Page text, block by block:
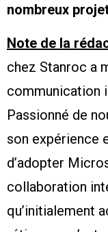
nombreux
Note de la
chez Stanroc a
communication
Passionné de
son expérience
d’adopter
collaboration
qu’initialement